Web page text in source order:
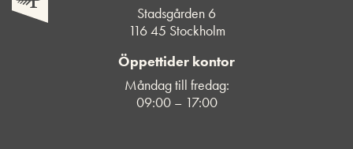
Stadsgården 6
116 45 Stockholm
Öppettider kontor
Måndag till fredag:
09:00 – 17:00